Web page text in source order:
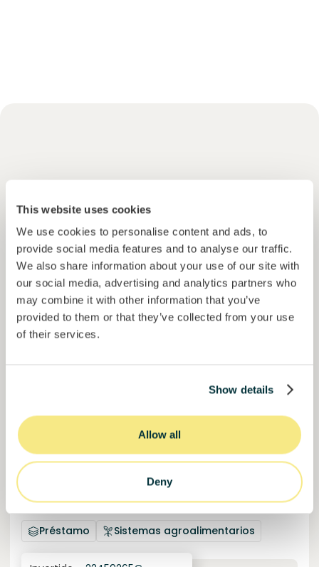
This website uses cookies
We use cookies to personalise content and ads, to
provide social media features and to analyse our traffic.
We also share information about your use of our site with
our social media, advertising and analytics partners who
may combine it with other information that you’ve
provided to them or that they’ve collected from your use
of their services.
Show details
Allow all
Deny
Descubre otras
oportunidades
pueden interesarte
Ver más
Únete a1871inversores
Esférico
Eliminación de carbono a través de la regeneración de
la tierra.
Préstamo
Sistemas agroalimentarios